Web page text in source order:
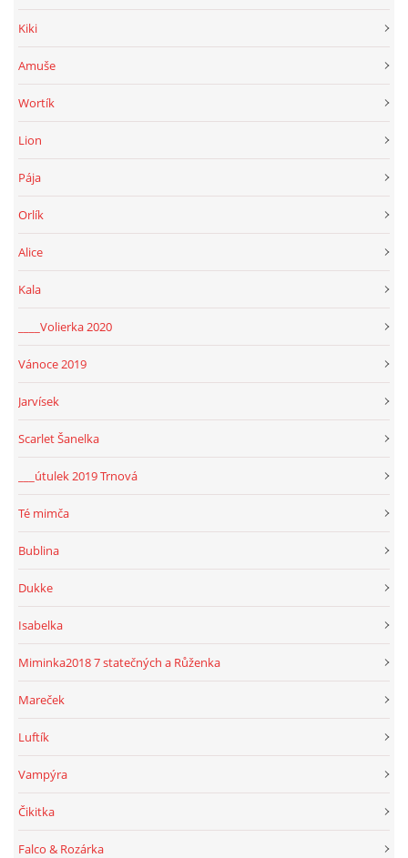
Kiki
Amuše
Wortík
Lion
Pája
Orlík
Alice
Kala
____Volierka 2020
Vánoce 2019
Jarvísek
Scarlet Šanelka
___útulek 2019 Trnová
Té mimča
Bublina
Dukke
Isabelka
Miminka2018 7 statečných a Růženka
Mareček
Luftík
Vampýra
Čikitka
Falco & Rozárka